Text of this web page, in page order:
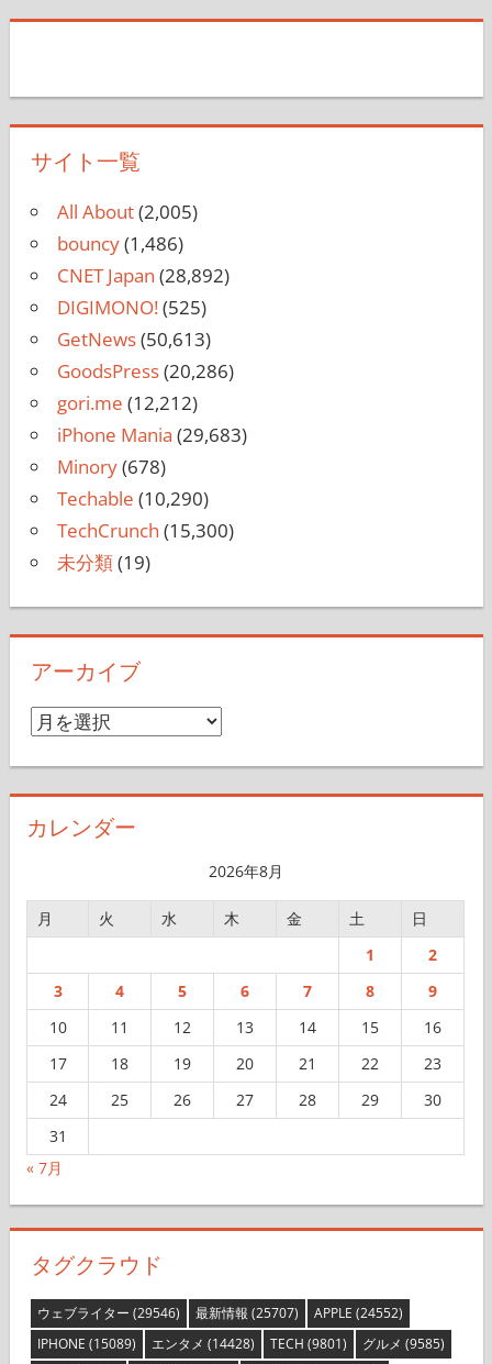
サイト一覧
All About(2,005)
bouncy(1,486)
CNET Japan (28,892)
DIGIMONO!(525)
GetNews(50,613)
GoodsPress(20,286)
gori.me (12,212)
iPhone Mania (29,683)
Minory(678)
Techable (10,290)
TechCrunch (15,300)
未分類(19)
アーカイブ
ア
イ
カレンダー
2026年8月
月 火 水 木 金 土
日
1
2
3
4 5 6 7 8
9
10
11 12 13 14 15
16
17
18 19 20 21 22
23
24
25 26 27 28 29
30
31
« 7月
タグクラウド
ウェブライター (29546) 最新情報(25707) APPLE (24552)
IPHONE (15089) エンタメ (14428) TECH (9801) グルメ (9585)